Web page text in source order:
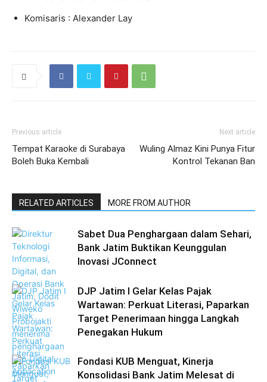
Komisaris : Alexander Lay
Previous article
Tempat Karaoke di Surabaya
Boleh Buka Kembali
Next article
Wuling Almaz Kini Punya Fitur
Kontrol Tekanan Ban
RELATED ARTICLES MORE FROM AUTHOR
Sabet Dua Penghargaan dalam Sehari,
Bank Jatim Buktikan Keunggulan
Inovasi JConnect
DJP Jatim I Gelar Kelas Pajak
Wartawan: Perkuat Literasi, Paparkan
Target Penerimaan hingga Langkah
Penegakan Hukum
Fondasi KUB Menguat, Kinerja
Konsolidasi Bank Jatim Melesat di